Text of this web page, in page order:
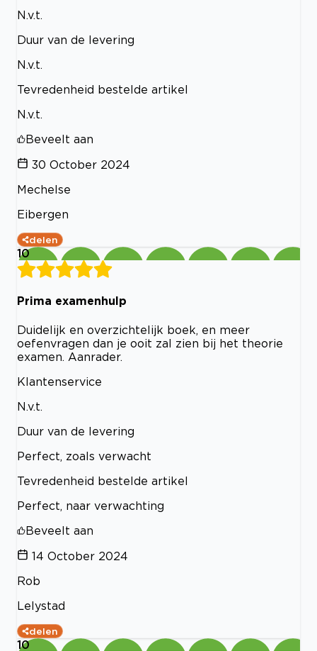
N.v.t.
Duur van de levering
N.v.t.
Tevredenheid bestelde artikel
N.v.t.
Beveelt aan
30 October 2024
Mechelse
Eibergen
delen
10
Prima examenhulp
Duidelijk en overzichtelijk boek, en meer
oefenvragen dan je ooit zal zien bij het theorie
examen. Aanrader.
Klantenservice
N.v.t.
Duur van de levering
Perfect, zoals verwacht
Tevredenheid bestelde artikel
Perfect, naar verwachting
Beveelt aan
14 October 2024
Rob
Lelystad
delen
10